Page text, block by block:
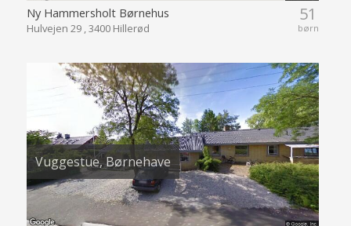
51
børn
Ny Hammersholt Børnehus
Hulvejen 29 , 3400 Hillerød
Vuggestue, Børnehave